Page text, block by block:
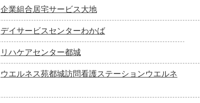
企業組合居宅サービス大地
デイサービスセンターわかば
リハケアセンター都城
ウエルネス苑都城訪問看護ステーションウエルネ